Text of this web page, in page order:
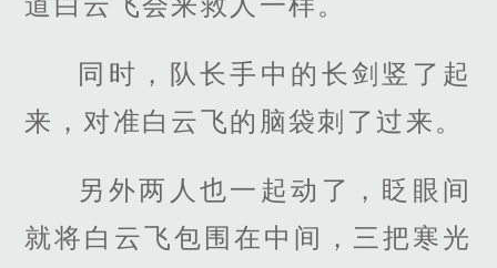
同时，队长手中的长剑竖了起
来，对准白云飞的脑袋刺了过来。
另外两人也一起动了，眨眼间
就将白云飞包围在中间，三把寒光